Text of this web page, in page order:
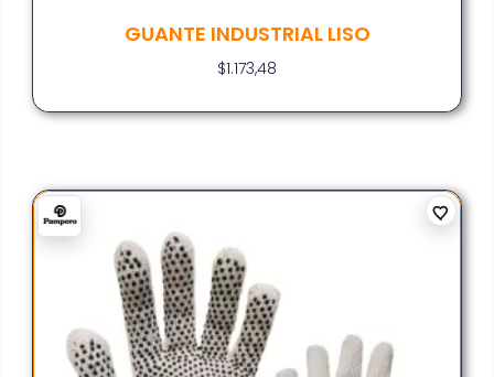
GUANTE INDUSTRIAL LISO
$1.173,48